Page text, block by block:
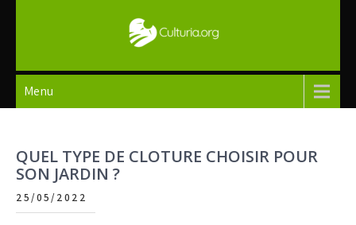
Culturia
Menu
QUEL TYPE DE CLOTURE CHOISIR POUR
SON JARDIN ?
25/05/2022